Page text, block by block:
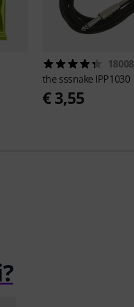
18008
the sssnake IPP1030
€ 3,55